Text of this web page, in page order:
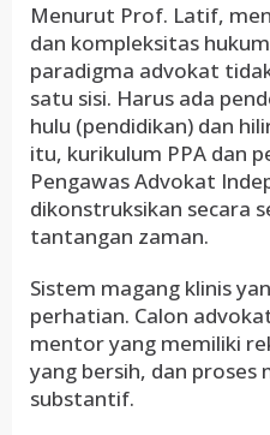
Menurut Prof. Latif,
dan kompleksitas
paradigma advokat
satu sisi. Harus ada
hulu (pendidikan) dan
itu, kurikulum PPA dan
Pengawas Advokat
dikonstruksikan secara
tantangan zaman.
Sistem magang klinis
perhatian. Calon
mentor yang memiliki
yang bersih, dan proses
substantif.